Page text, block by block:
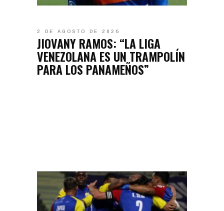
2 DE AGOSTO DE 2026
JIOVANY RAMOS: “LA LIGA
VENEZOLANA ES UN TRAMPOLÍN
PARA LOS PANAMEÑOS”